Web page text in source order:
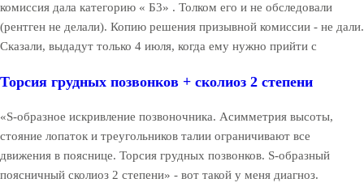
комиссия дала категорию « Б3» . Толком его и не обследовали
(рентген не делали). Копию решения призывной комиссии - не дали.
Сказали, выдадут только 4 июля, когда ему нужно прийти с
Торсия грудных позвонков + сколиоз 2 степени
«S-образное искривление позвоночника. Асимметрия высоты,
стояние лопаток и треугольников талии ограничивают все
движения в пояснице. Торсия грудных позвонков. S-образный
поясничный сколиоз 2 степени» - вот такой у меня диагноз.